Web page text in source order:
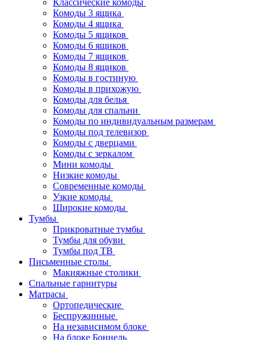
Классические комоды
Комоды 3 ящика
Комоды 4 ящика
Комоды 5 ящиков
Комоды 6 ящиков
Комоды 7 ящиков
Комоды 8 ящиков
Комоды в гостиную
Комоды в прихожую
Комоды для белья
Комоды для спальни
Комоды по индивидуальным размерам
Комоды под телевизор
Комоды с дверцами
Комоды с зеркалом
Мини комоды
Низкие комоды
Современные комоды
Узкие комоды
Широкие комоды
Тумбы
Прикроватные тумбы
Тумбы для обуви
Тумбы под ТВ
Письменные столы
Макияжные столики
Спальные гарнитуры
Матрасы
Ортопедические
Беспружинные
На независимом блоке
На блоке Боннель